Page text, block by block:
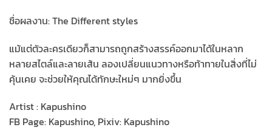
ชื่อผลงาน: The Different styles
แม้แต่ตัวละครเดียวก็สามารถถูกสร้างสรรค์ออกมาได้ในหลาก
หลายสไตล์และลายเส้น ลองเปลี่ยนแนวทางหรือท้าทายในสิ่งที่ไม่
คุ้นเคย จะช่วยให้คุณได้ทักษะใหม่ๆ มากยิ่งขึ้น
Artist : Kapushino
FB Page: Kapushino, Pixiv: Kapushino